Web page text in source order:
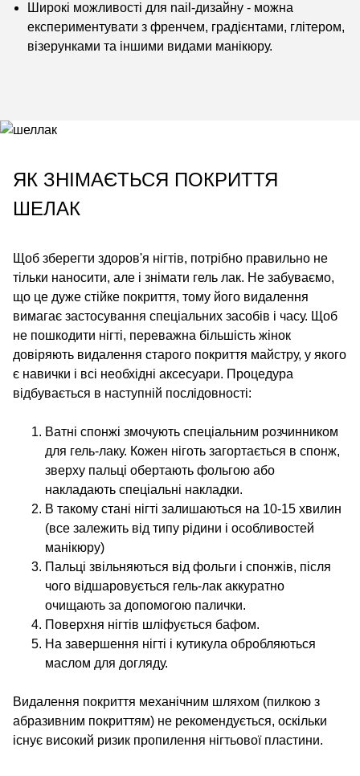
Широкі можливості для nail-дизайну - можна
експериментувати з френчем, градієнтами, глітером,
візерунками та іншими видами манікюру.
ЯК ЗНІМАЄТЬСЯ ПОКРИТТЯ
ШЕЛАК
Щоб зберегти здоров'я нігтів, потрібно правильно не
тільки наносити, але і знімати гель лак. Не забуваємо,
що це дуже стійке покриття, тому його видалення
вимагає застосування спеціальних засобів і часу. Щоб
не пошкодити нігті, переважна більшість жінок
довіряють видалення старого покриття майстру, у якого
є навички і всі необхідні аксесуари. Процедура
відбувається в наступній послідовності:
Ватні спонжі змочують спеціальним розчинником
для гель-лаку. Кожен ніготь загортається в спонж,
зверху пальці обертають фольгою або
накладають спеціальні накладки.
В такому стані нігті залишаються на 10-15 хвилин
(все залежить від типу рідини і особливостей
манікюру)
Пальці звільняються від фольги і спонжів, після
чого відшаровується гель-лак аккуратно
очищають за допомогою палички.
Поверхня нігтів шліфується бафом.
На завершення нігті і кутикула обробляються
маслом для догляду.
Видалення покриття механічним шляхом (пилкою з
абразивним покриттям) не рекомендується, оскільки
існує високий ризик пропилення нігтьової пластини.